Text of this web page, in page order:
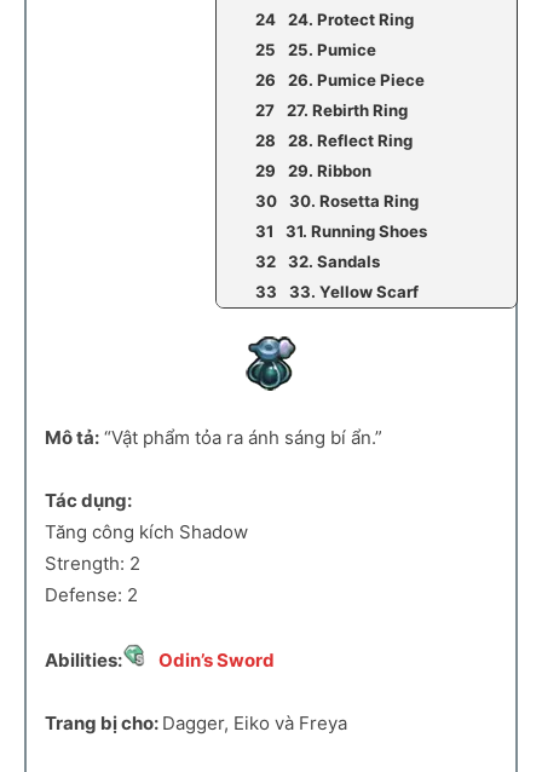
24. Protect Ring
25. Pumice
26. Pumice Piece
27. Rebirth Ring
28. Reflect Ring
29. Ribbon
30. Rosetta Ring
31. Running Shoes
32. Sandals
33. Yellow Scarf
Mô tả: “Vật phẩm tỏa ra ánh sáng bí ẩn.”
Tác dụng:
Tăng công kích Shadow
Strength: 2
Defense: 2
Abilities: Odin’s Sword
Trang bị cho: Dagger, Eiko và Freya